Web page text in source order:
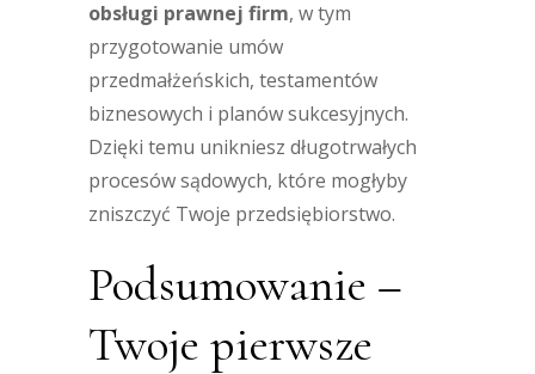
obsługi prawnej firm, w tym
przygotowanie umów
przedmałżeńskich, testamentów
biznesowych i planów sukcesyjnych.
Dzięki temu unikniesz długotrwałych
procesów sądowych, które mogłyby
zniszczyć Twoje przedsiębiorstwo.
Podsumowanie –
Twoje pierwsze